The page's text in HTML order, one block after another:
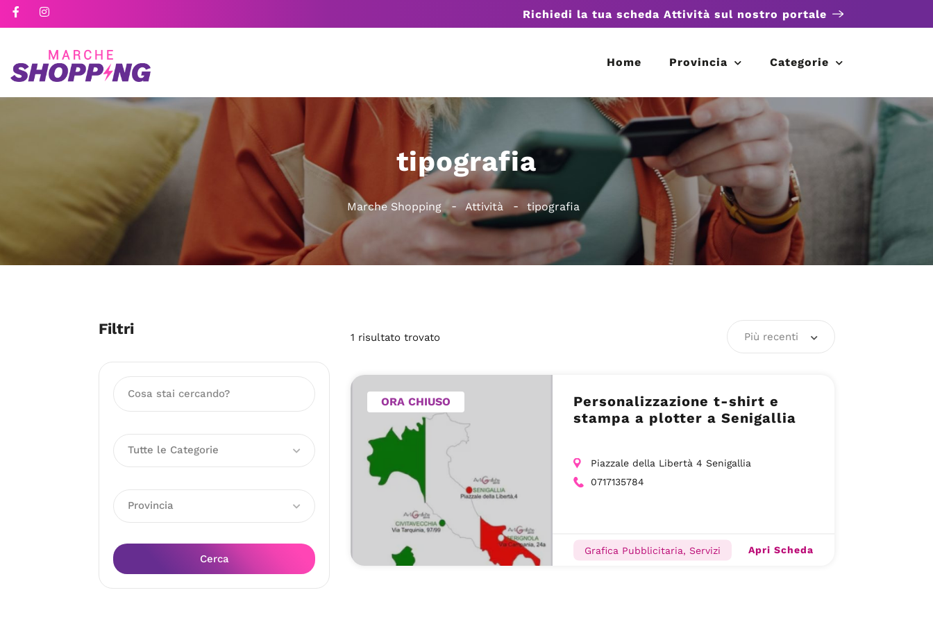
Richiedi la tua scheda Attività sul nostro portale
Home Provincia Categorie
tipografia
Marche Shopping Attività tipografia
Filtri
Tutte le Categorie
Provincia
Cerca
1 risultato trovato Più recenti
ORA CHIUSO
Personalizzazione t-shirt e
stampa a plotter a Senigallia
Piazzale della Libertà 4 Senigallia
0717135784
Grafica Pubblicitaria, Servizi Apri Scheda